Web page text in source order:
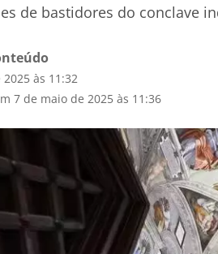
de bastidores do conclave
às 11:32
7 de maio de 2025 às 11:36